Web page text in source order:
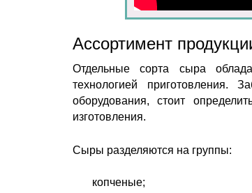
Ассортимент
Отдельные сорта сыра
технологией приготовления.
оборудования, стоит
изготовления.
Сыры разделяются на группы:
копченые;